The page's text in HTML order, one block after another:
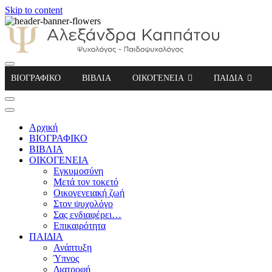
Skip to content
Αλεξάνδρα Καππάτου Ψυχολόγος –
ΒΙΟΓΡΑΦΙΚΟ ΒΙΒΛΙΑ ΟΙΚΟΓΕΝΕΙΑ ΠΑΙΔΙΑ
Αρχική
ΒΙΟΓΡΑΦΙΚΟ
ΒΙΒΛΙΑ
ΟΙΚΟΓΕΝΕΙΑ
Εγκυμοσύνη
Μετά τον τοκετό
Οικογενειακή ζωή
Στον ψυχολόγο
Σας ενδιαφέρει…
Επικαιρότητα
ΠΑΙΔΙΑ
Ανάπτυξη
Ύπνος
Διατροφή